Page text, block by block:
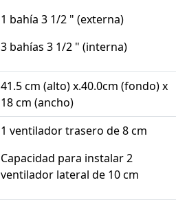
1 bahía 3 1/2 " (externa)
3 bahías 3 1/2 " (interna)
41.5 cm (alto) x.40.0cm (fondo) x
18 cm (ancho)
1 ventilador trasero de 8 cm
Capacidad para instalar 2
ventilador lateral de 10 cm